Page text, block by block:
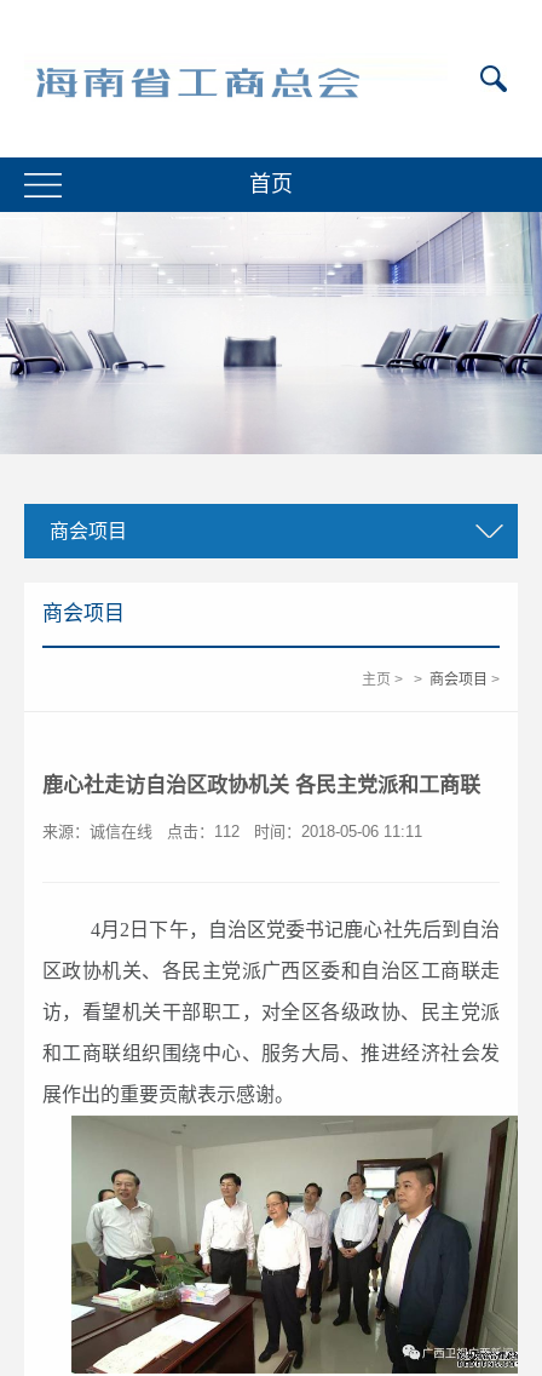
首页
商会项目
商会项目
主页 > > 商会项目 >
鹿心社走访自治区政协机关 各民主党派和工商联
来源：诚信在线 点击： 112 时间：2018-05-06 11:11
4月2日下午，自治区党委书记鹿心社先后到自治
区政协机关、各民主党派广西区委和自治区工商联走
访，看望机关干部职工，对全区各级政协、民主党派
和工商联组织围绕中心、服务大局、推进经济社会发
展作出的重要贡献表示感谢。